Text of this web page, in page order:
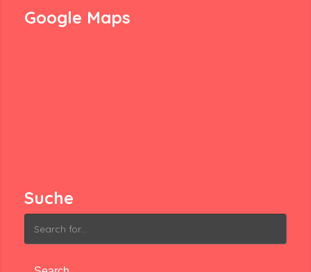
Google Maps
Suche
Search
for: